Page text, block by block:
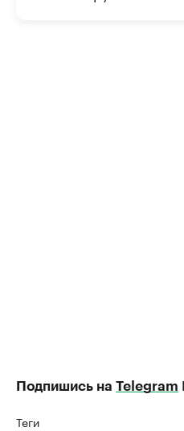
Подпишись на Telegram
Теги